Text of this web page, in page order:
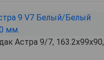
Астра 9/7, 163.2х99х90,